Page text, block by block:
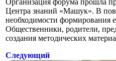
Организация форума прошла
Центра знаний «Машук». В
необходимости формирования
Общественники, родители,
создания методических
Следующий